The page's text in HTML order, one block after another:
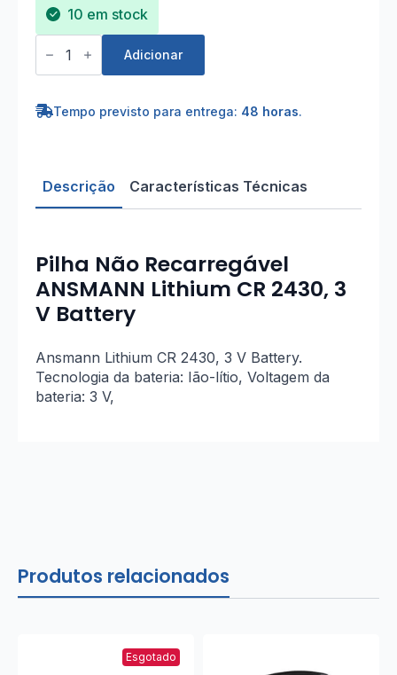
10 em stock
Quantidade
de
Pilha
ANSMANN
V
Battery
Adicionar
Tempo previsto para entrega: 48 horas.
Descrição Características Técnicas
Pilha Não Recarregável
ANSMANN Lithium CR 2430, 3
V Battery
Ansmann Lithium CR 2430, 3 V Battery.
Tecnologia da bateria: Ião-lítio, Voltagem da
bateria: 3 V,
Produtos relacionados
Esgotado